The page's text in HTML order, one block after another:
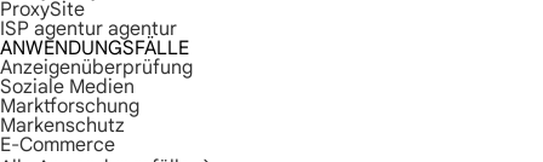
ProxySite
ISP agentur agentur
ANWENDUNGSFÄLLE
Anzeigenüberprüfung
Soziale Medien
Marktforschung
Markenschutz
E-Commerce